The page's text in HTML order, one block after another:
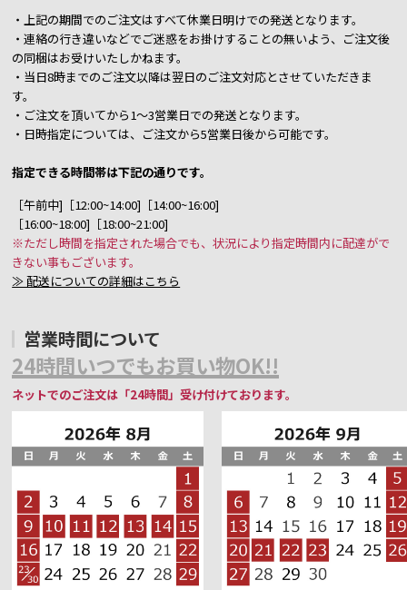
・上記の期間でのご注文はすべて休業日明けでの発送となります。
・連絡の行き違いなどでご迷惑をお掛けすることの無いよう、ご注文後
の同梱はお受けいたしかねます。
・当日8時までのご注文以降は翌日のご注文対応とさせていただきま
す。
・ご注文を頂いてから1～3営業日での発送となります。
・日時指定については、ご注文から5営業日後から可能です。
指定できる時間帯は下記の通りです。
［午前中]［12:00~14:00]［14:00~16:00]
［16:00~18:00]［18:00~21:00]
※ただし時間を指定された場合でも、状況により指定時間内に配達がで
きない事もございます。
≫ 配送についての詳細はこちら
営業時間について
24時間いつでもお買い物OK!!
ネットでのご注文は「24時間」受け付けております。